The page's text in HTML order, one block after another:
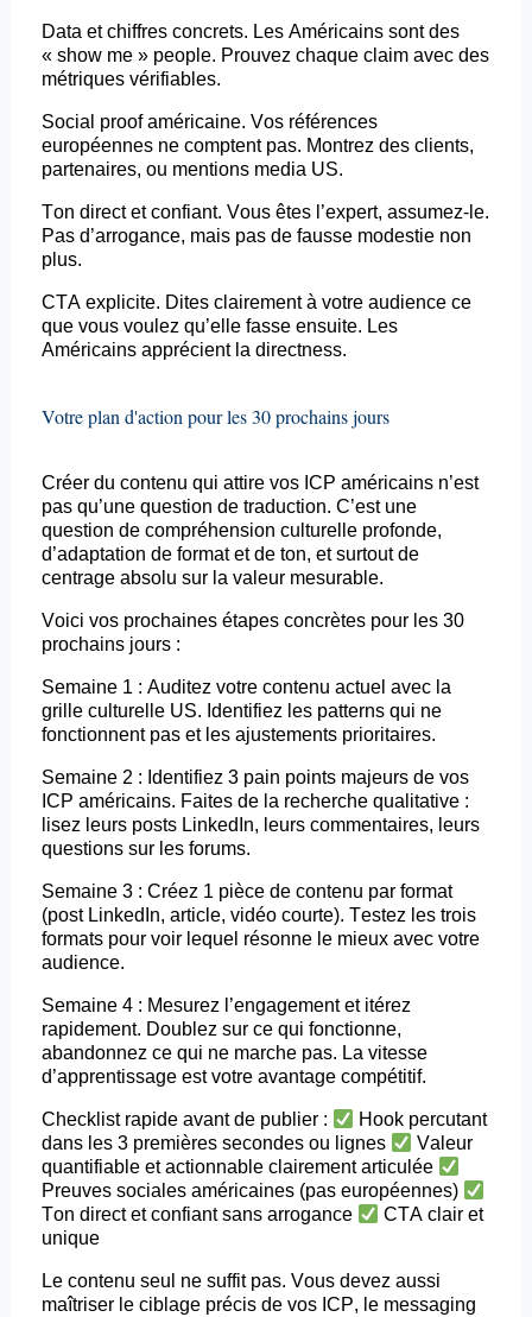
Data et chiffres concrets. Les Américains sont des
« show me » people. Prouvez chaque claim avec des
métriques vérifiables.
Social proof américaine. Vos références
européennes ne comptent pas. Montrez des clients,
partenaires, ou mentions media US.
Ton direct et confiant. Vous êtes l’expert, assumez-le.
Pas d’arrogance, mais pas de fausse modestie non
plus.
CTA explicite. Dites clairement à votre audience ce
que vous voulez qu’elle fasse ensuite. Les
Américains apprécient la directness.
Votre plan d'action pour les 30 prochains jours
Créer du contenu qui attire vos ICP américains n’est
pas qu’une question de traduction. C’est une
question de compréhension culturelle profonde,
d’adaptation de format et de ton, et surtout de
centrage absolu sur la valeur mesurable.
Voici vos prochaines étapes concrètes pour les 30
prochains jours :
Semaine 1 : Auditez votre contenu actuel avec la
grille culturelle US. Identifiez les patterns qui ne
fonctionnent pas et les ajustements prioritaires.
Semaine 2 : Identifiez 3 pain points majeurs de vos
ICP américains. Faites de la recherche qualitative :
lisez leurs postsLinkedIn, leurs commentaires, leurs
questions sur les forums.
Semaine 3 : Créez 1 pièce de contenu par format
(post LinkedIn, article, vidéo courte). Testez les trois
formats pour voir lequel résonne le mieux avec votre
audience.
Semaine 4 : Mesurez l’engagement et itérez
rapidement. Doublez sur ce qui fonctionne,
abandonnez ce qui ne marche pas. La vitesse
d’apprentissage est votre avantage compétitif.
Checklist rapide avant de publier :
Hook percutant
dans les 3 premières secondes ou lignes
Valeur
quantifiable et actionnable clairement articulée
Preuves sociales américaines (pas européennes)
Ton direct et confiant sans arrogance
CTA clair et
unique
Le contenu seul ne suffit pas. Vous devez aussi
maîtriser le ciblage précis de vos ICP, le messaging